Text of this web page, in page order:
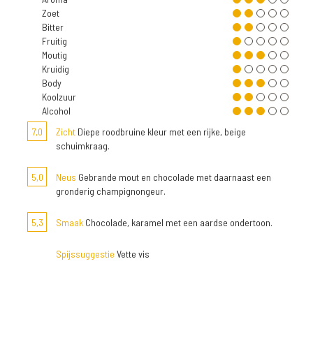
Zoet
Bitter
Fruitig
Moutig
Kruidig
Body
Koolzuur
Alcohol
7,0
Zicht Diepe roodbruine kleur met een rijke, beige
schuimkraag.
5,0 Neus Gebrande mout en chocolade met daarnaast een
gronderig champignongeur.
5,3 Smaak Chocolade, karamel met een aardse ondertoon.
Spijssuggestie Vette vis